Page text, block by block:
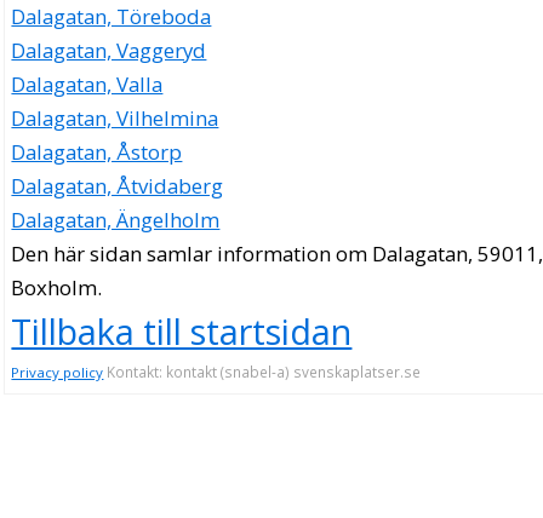
Dalagatan, Töreboda
Dalagatan, Vaggeryd
Dalagatan, Valla
Dalagatan, Vilhelmina
Dalagatan, Åstorp
Dalagatan, Åtvidaberg
Dalagatan, Ängelholm
Den här sidan samlar information om Dalagatan, 59011,
Boxholm.
Tillbaka till startsidan
Privacy policy Kontakt: kontakt (snabel-a) svenskaplatser.se